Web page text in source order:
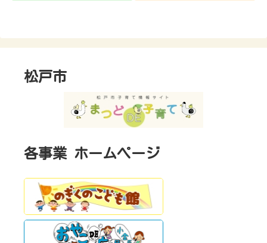
松戸市
各事業 ホームページ